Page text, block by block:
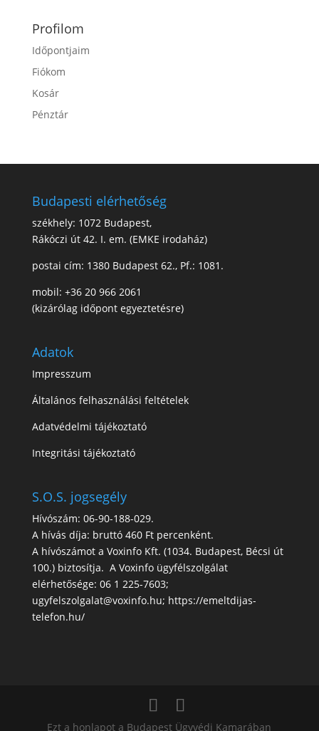
Profilom
Időpontjaim
Fiókom
Kosár
Pénztár
Budapesti elérhetőség
székhely: 1072 Budapest,
Rákóczi út 42. I. em. (EMKE irodaház)
postai cím: 1380 Budapest 62., Pf.: 1081.
mobil: +36 20 966 2061
(kizárólag időpont egyeztetésre)
Adatok
Impresszum
Általános felhasználási feltételek
Adatvédelmi tájékoztató
Integritási tájékoztató
S.O.S. jogsegély
Hívószám: 06-90-188-029.
A hívás díja: bruttó 460 Ft percenként.
A hívószámot a Voxinfo Kft. (1034. Budapest, Bécsi út
100.) biztosítja. A Voxinfo ügyfélszolgálat
elérhetősége: 06 1 225-7603;
ugyfelszolgalat@voxinfo.hu; https://emeltdijas-
telefon.hu/
Ezt a honlapot a Budapest Ügyvédi Kamarában